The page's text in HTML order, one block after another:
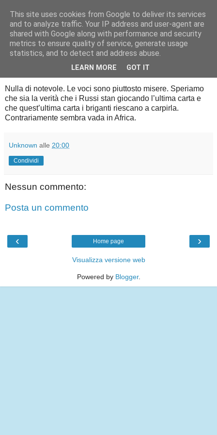
Diario di guerra
mercoledì 9 gennaio 2013
9 gennaio 1943
Nulla di notevole. Le voci sono piuttosto misere. Speriamo
che sia la verità che i Russi stan giocando l’ultima carta e
che quest’ultima carta i briganti riescano a carpirla.
Contrariamente sembra vada in Africa.
Unknown alle 20:00
Condividi
Nessun commento:
Posta un commento
‹ ›
Home page
Visualizza versione web
Powered by Blogger.
This site uses cookies from Google to deliver its services
and to analyze traffic. Your IP address and user-agent are
shared with Google along with performance and security
metrics to ensure quality of service, generate usage
statistics, and to detect and address abuse.
LEARN MORE GOT IT